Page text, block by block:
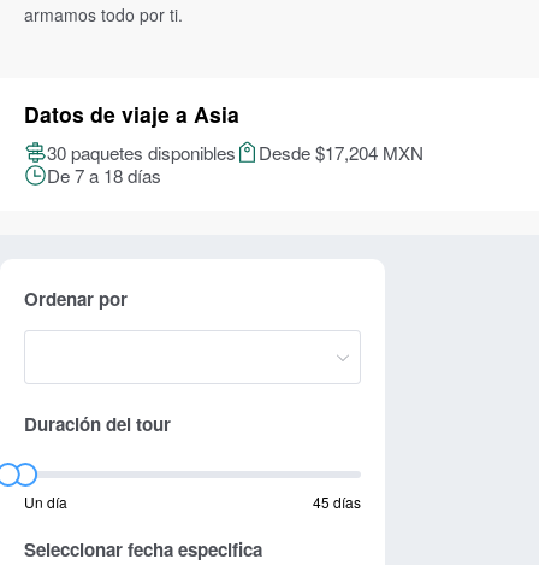
armamos todo por ti.
Datos de viaje a Asia
30 paquetes disponibles
Desde $17,204 MXN
De 7 a 18 días
Ordenar por
Duración del tour
Un día 45 días
Seleccionar fecha especifica